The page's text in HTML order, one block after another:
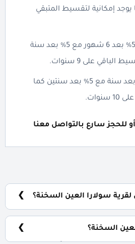
يوجد إمكانية لتقسيط المتبقي
10% نسبة التعاقد و5% بعد 6 شهور مع 5% بعد سنة
على 9 سنوات.
15% مقدم حجز و5% بعد سنة مع 5% بعد سنتين كما
للحجز سارع بالتواصل معنا
سولارا العين السخنة؟
السخنة؟